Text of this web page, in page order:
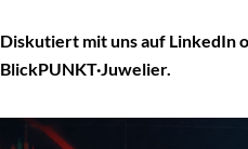
Diskutiert mit uns auf LinkedIn
BlickPUNKT·Juwelier.